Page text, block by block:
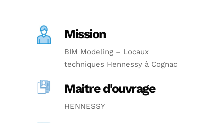
Mission
BIM Modeling – Locaux
techniques Hennessy à Cognac
Maitre d'ouvrage
HENNESSY